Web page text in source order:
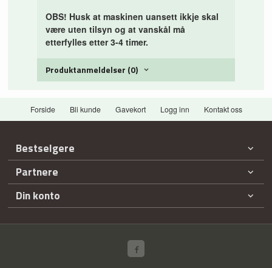
OBS! Husk at maskinen uansett ikkje skal
være uten tilsyn og at vanskål må
etterfylles etter 3-4 timer.
Produktanmeldelser (0)
Forside Bli kunde Gavekort Logg inn Kontakt oss
Bestselgere
Partnere
Din konto